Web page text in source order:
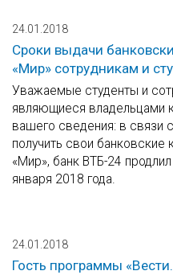
24.01.2018
Сроки выдачи
«Мир» сотрудникам и
Уважаемые студенты и
являющиеся владельцами
вашего сведения: в связи
получить свои
«Мир», банк ВТБ-24
января 2018 года.
24.01.2018
Гость программы